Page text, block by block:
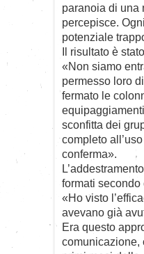
paranoia di una
percepisce.
potenziale
Il risultato è
«Non siamo
permesso loro
fermato le
sconfitta dei
completo
conferma».
formati
«Ho visto
avevano già
Era questo
comunicazione,